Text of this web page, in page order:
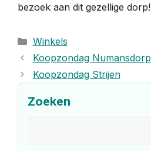
bezoek aan dit gezellige dorp!
Categorieën
Winkels
Koopzondag Numansdorp
Koopzondag Strijen
Zoeken